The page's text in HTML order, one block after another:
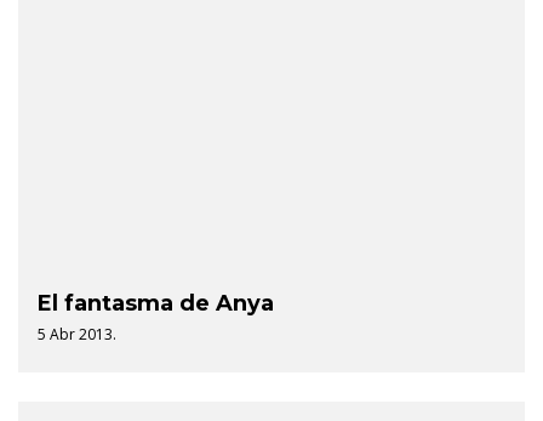
El fantasma de Anya
5 Abr 2013.